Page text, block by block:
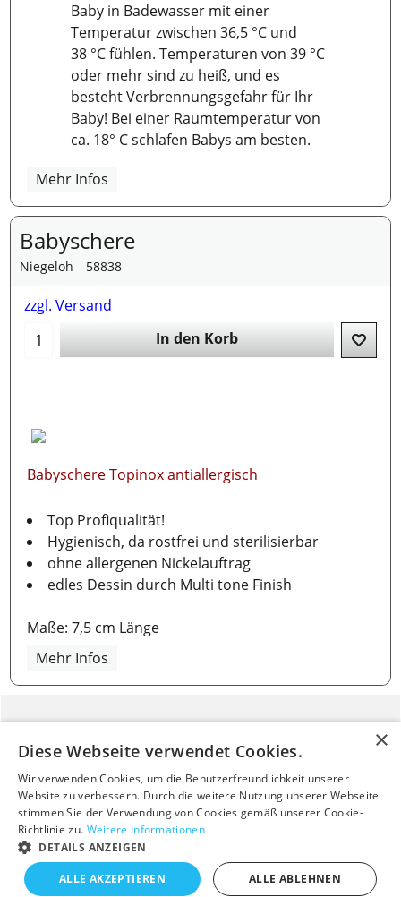
Baby in Badewasser mit einer
Temperatur zwischen 36,5 °C und
38 °C fühlen. Temperaturen von 39 °C
oder mehr sind zu heiß, und es
besteht Verbrennungsgefahr für Ihr
Baby! Bei einer Raumtemperatur von
ca. 18° C schlafen Babys am besten.
Mehr Infos
Babyschere
Niegeloh 58838
zzgl. Versand
In den Korb
Babyschere Topinox antiallergisch
Top Profiqualität!
Hygienisch, da rostfrei und sterilisierbar
ohne allergenen Nickelauftrag
edles Dessin durch Multi tone Finish
Maße: 7,5 cm Länge
Mehr Infos
Mama Shop
ALBINA BLOG
Bestellung widerrufen
Diese Webseite verwendet Cookies.
Wir verwenden Cookies, um die Benutzerfreundlichkeit unserer
Website zu verbessern. Durch die weitere Nutzung unserer Webseite
stimmen Sie der Verwendung von Cookies gemäß unserer Cookie-
Richtlinie zu. Weitere Informationen
DETAILS ANZEIGEN
ALLE AKZEPTIEREN ALLE ABLEHNEN